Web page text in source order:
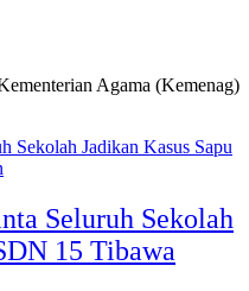
Agama (Kemenag)
Seluruh Sekolah
15 Tibawa